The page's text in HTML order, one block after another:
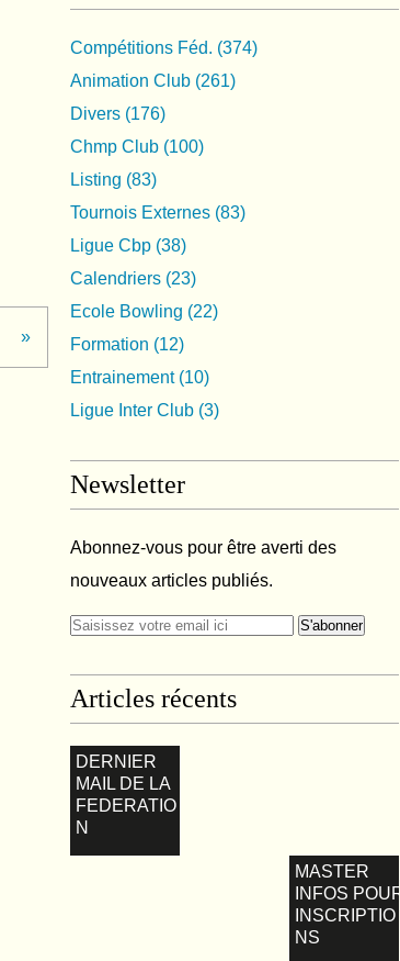
Compétitions Féd. (374)
Animation Club (261)
Divers (176)
Chmp Club (100)
Listing (83)
Tournois Externes (83)
Ligue Cbp (38)
Calendriers (23)
Ecole Bowling (22)
Formation (12)
Entrainement(10)
Ligue Inter Club (3)
Newsletter
Abonnez-vous pour être averti des
nouveaux articles publiés.
Articles récents
DERNIER
MAIL DE LA
FEDERATIO
N
MASTER
INFOS POUR
INSCRIPTIO
NS